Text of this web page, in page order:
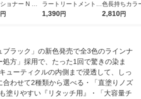
ョナー N ブ
資生堂
円
ラートリートメント
全体用 ダークブラウ
1,390円
色長持ちカラ
トメント アッ
2,810円
ラック」の新色発売で全3色のラインナ
方」採用で、たった1回で驚きの染ま
ューティクルの内側まで浸透して、しっ
わせて2種類から選べる・「直塗りノズ
塗りやすい『リタッチ用』・「大容量チ